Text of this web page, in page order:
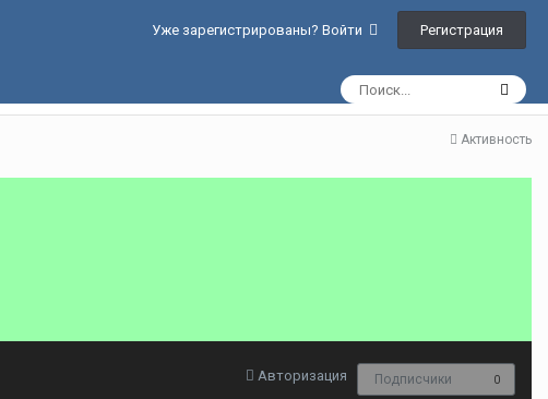
Уже зарегистрированы? Войти Регистрация
Активность
Авторизация Подписчики 0